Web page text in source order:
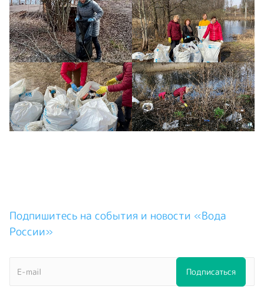
Подпишитесь на события и новости «Вода
России»